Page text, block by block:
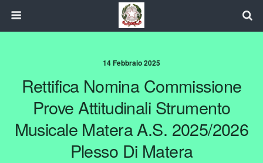
14 Febbraio 2025
Rettifica Nomina Commissione
Prove Attitudinali Strumento
Musicale Matera A.s. 2025/2026
Plesso Di Matera